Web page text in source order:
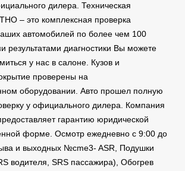
дилера. Техническая
– это комплексная проверка
автомобилей по более чем 100
результатами диагностики Вы можете
у нас в салоне. Кузов и
проверены на
оборудовании. Авто прошел полную
у официального дилера. Компания
гарантию юридической
форме. Осмотр ежедневно с 9:00 до
и выходных №cme3- ASR, Подушки
водителя, SRS пассажира), Обогрев